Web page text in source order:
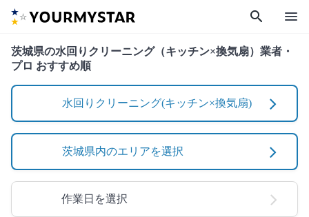
search menu
茨城県の水回りクリーニング（キッチン×換気扇）業者・
プロ おすすめ順
水回りクリーニング(キッチン×換気扇)
茨城県内のエリアを選択
作業日を選択